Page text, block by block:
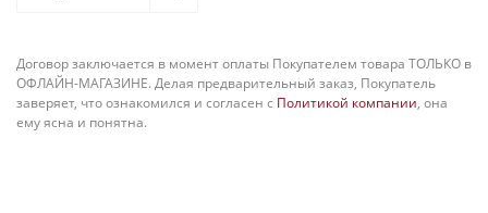
Договор заключается в момент оплаты Покупателем товара ТОЛЬКО в
ОФЛАЙН-МАГАЗИНЕ. Делая предварительный заказ, Покупатель
заверяет, что ознакомился и согласен с Политикой компании, она
ему ясна и понятна.